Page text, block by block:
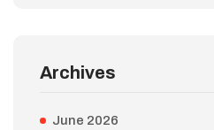
Archives
June 2026